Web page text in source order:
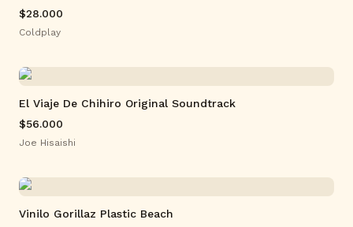
$28.000
Coldplay
El Viaje De Chihiro Original Soundtrack
$56.000
Joe Hisaishi
Vinilo Gorillaz Plastic Beach